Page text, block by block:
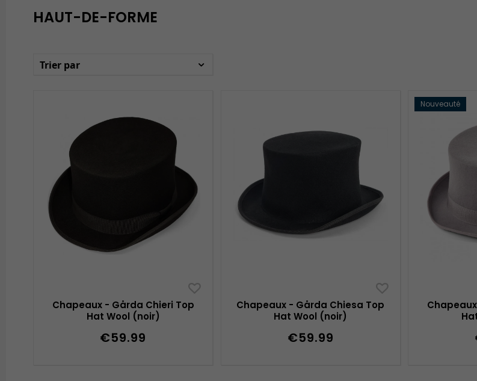
HAUT-DE-FORME
Trier par
Chapeaux - Gårda Chieri Top
Hat Wool (noir)
€59.99
Chapeaux - Gårda Chiesa Top
Hat Wool (noir)
€59.99
Nouveauté